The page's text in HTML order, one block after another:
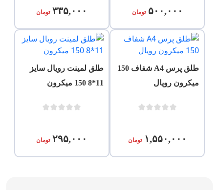
۵۰۰,۰۰۰ تومان ۳۳۵,۰۰۰ تومان
طلق پرس A4 شفاف 150
میکرون رویال
۱,۵۵۰,۰۰۰ تومان
طلق لمینت رویال سایز
11*8 150 میکرون
۲۹۵,۰۰۰ تومان